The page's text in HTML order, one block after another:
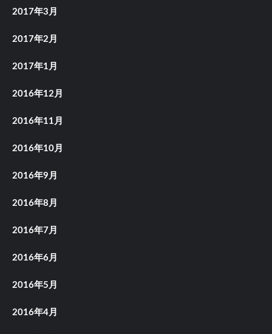
2017年3月
2017年2月
2017年1月
2016年12月
2016年11月
2016年10月
2016年9月
2016年8月
2016年7月
2016年6月
2016年5月
2016年4月